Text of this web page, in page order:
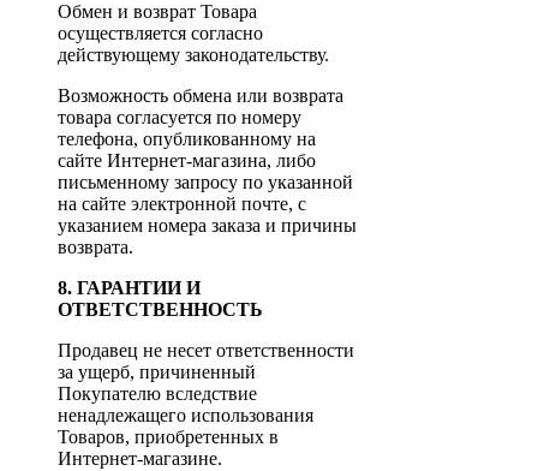
Обмен и возврат Товара
осуществляется согласно
действующему законодательству.
Возможность обмена или возврата
товара согласуется по номеру
телефона, опубликованному на
сайте Интернет-магазина, либо
письменному запросу по указанной
на сайте электронной почте, с
указанием номера заказа и причины
возврата.
8. ГАРАНТИИ И
ОТВЕТСТВЕННОСТЬ
Продавец не несет ответственности
за ущерб, причиненный
Покупателю вследствие
ненадлежащего использования
Товаров, приобретенных в
Интернет-магазине.